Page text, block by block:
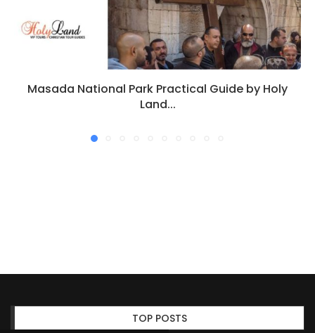
Masada National Park Practical Guide by Holy
Land...
TOP POSTS